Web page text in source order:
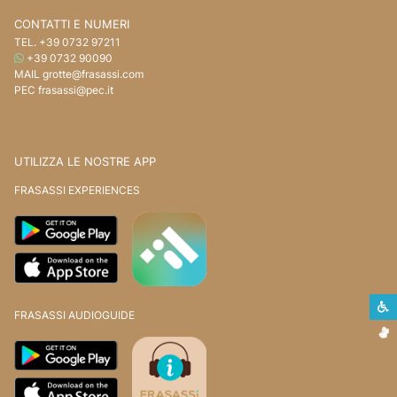
CONTATTI E NUMERI
TEL. +39 0732 97211
WHATSAPP
+39 0732 90090
MAIL grotte@frasassi.com
PEC frasassi@pec.it
UTILIZZA LE NOSTRE APP
FRASASSI EXPERIENCES
FRASASSI AUDIOGUIDE